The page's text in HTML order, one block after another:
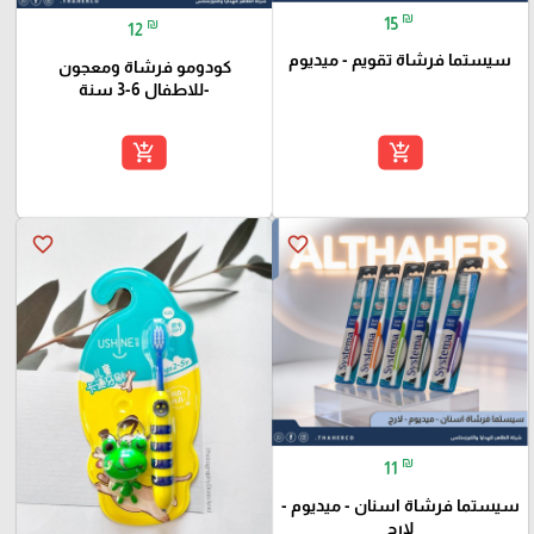
15 ₪
سيستما فرشاة تقويم - ميديوم
add_shopping_cart
12 ₪
كودومو فرشاة ومعجون
-للاطفال 6-3 سنة
add_shopping_cart
favorite_border
11 ₪
سيستما فرشاة اسنان - ميديوم -
لارج
favorite_border